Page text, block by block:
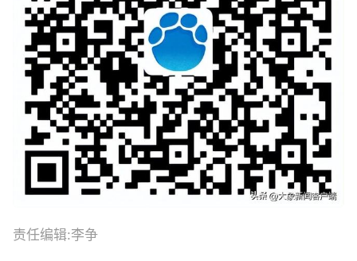
责任编辑:李争